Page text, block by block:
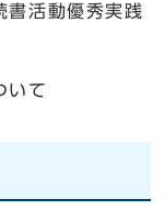
書活動優秀実践
いて